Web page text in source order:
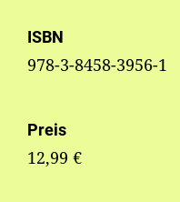
ISBN
978-3-8458-3956-1
Preis
12,99 €